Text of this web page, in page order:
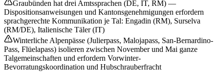
Graubünden hat drei Amtssprachen (DE, IT, RM) —
Dispositionsanweisungen und Kantonsgenehmigungen erfordern
sprachgerechte Kommunikation je Tal: Engadin (RM), Surselva
(RM/DE), Italienische Täler (IT)
Winterliche Alpenpässe (Julierpass, Malojapass, San-Bernardino-
Pass, Flüelapass) isolieren zwischen November und Mai ganze
Talgemeinschaften und erfordern Vorwinter-
Bevorratungskoordination und Hubschrauberfracht